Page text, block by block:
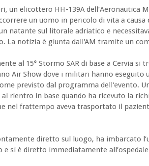
un elicottero HH-139A dell’Aeronautica
un uomo in pericolo di vita a causa
natante sul litorale adriatico e
La notizia è giunta dall'AM tramite un
al 15° Stormo SAR di base a Cervia si
Air Show dove i militari hanno eseguito
previsto dal programma dell'evento.
rientro in base quando ha ricevuto la
nel frattempo aveva trasportato il
diretto sul luogo, ha imbarcato
e si è diretto immediatamente